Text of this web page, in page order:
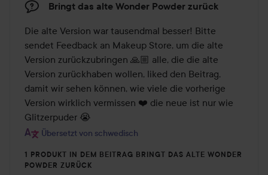
Bringt das alte Wonder Powder zurück
Die alte Version war tausendmal besser! Bitte
sendet Feedback an Makeup Store, um die alte
Version zurückzubringen 🙏🏼 alle, die die alte
Version zurückhaben wollen, liked den Beitrag,
damit wir sehen können, wie viele die vorherige
Version wirklich vermissen ❤️ die neue ist nur wie
Glitzerpuder 😭
Übersetzt von schwedisch
1 PRODUKT IN DEM BEITRAG BRINGT DAS ALTE WONDER
POWDER ZURÜCK